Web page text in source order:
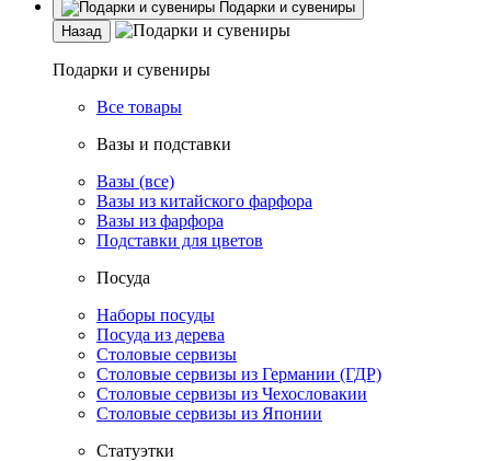
Подарки и сувениры
Назад
Подарки и сувениры
Все товары
Вазы и подставки
Вазы (все)
Вазы из китайского фарфора
Вазы из фарфора
Подставки для цветов
Посуда
Наборы посуды
Посуда из дерева
Столовые сервизы
Столовые сервизы из Германии (ГДР)
Столовые сервизы из Чехословакии
Столовые сервизы из Японии
Статуэтки